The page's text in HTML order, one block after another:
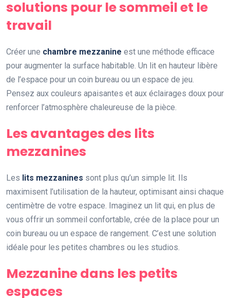
solutions pour le sommeil et le
travail
Créer une chambre mezzanine est une méthode efficace
pour augmenter la surface habitable. Un lit en hauteur libère
de l’espace pour un coin bureau ou un espace de jeu.
Pensez aux couleurs apaisantes et aux éclairages doux pour
renforcer l’atmosphère chaleureuse de la pièce.
Les avantages des lits
mezzanines
Les lits mezzanines sont plus qu’un simple lit. Ils
maximisent l’utilisation de la hauteur, optimisant ainsi chaque
centimètre de votre espace. Imaginez un lit qui, en plus de
vous offrir un sommeil confortable, crée de la place pour un
coin bureau ou un espace de rangement. C’est une solution
idéale pour les petites chambres ou les studios.
Mezzanine dans les petits
espaces